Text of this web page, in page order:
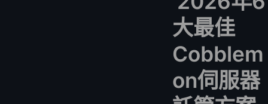
大最佳
Cobblem
on伺服器